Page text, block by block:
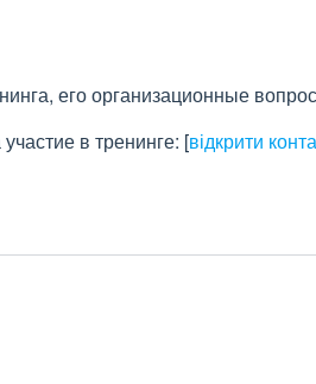
его организационные
в тренинге: [відкрити